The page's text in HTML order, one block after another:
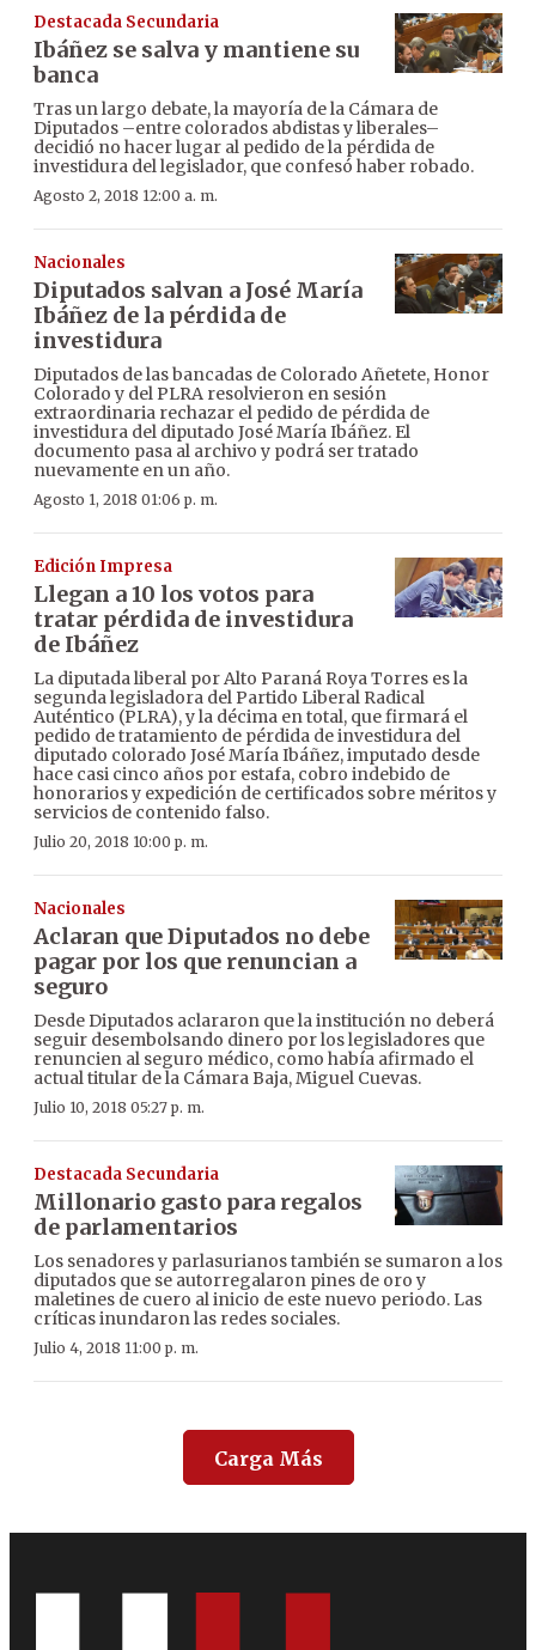
Destacada Secundaria
Ibáñez se salva y mantiene su
banca
Tras un largo debate, la mayoría de la Cámara de
Diputados –entre colorados abdistas y liberales–
decidió no hacer lugar al pedido de la pérdida de
investidura del legislador, que confesó haber robado.
Agosto 2, 2018 12:00 a. m.
Nacionales
Diputados salvan a José María
Ibáñez de la pérdida de
investidura
Diputados de las bancadas de Colorado Añetete, Honor
Colorado y del PLRA resolvieron en sesión
extraordinaria rechazar el pedido de pérdida de
investidura del diputado José María Ibáñez. El
documento pasa al archivo y podrá ser tratado
nuevamente en un año.
Agosto 1, 2018 01:06 p. m.
Edición Impresa
Llegan a 10 los votos para
tratar pérdida de investidura
de Ibáñez
La diputada liberal por Alto Paraná Roya Torres es la
segunda legisladora del Partido Liberal Radical
Auténtico (PLRA), y la décima en total, que firmará el
pedido de tratamiento de pérdida de investidura del
diputado colorado José María Ibáñez, imputado desde
hace casi cinco años por estafa, cobro indebido de
honorarios y expedición de certificados sobre méritos y
servicios de contenido falso.
Julio 20, 2018 10:00 p. m.
Nacionales
Aclaran que Diputados no debe
pagar por los que renuncian a
seguro
Desde Diputados aclararon que la institución no deberá
seguir desembolsando dinero por los legisladores que
renuncien al seguro médico, como había afirmado el
actual titular de la Cámara Baja, Miguel Cuevas.
Julio 10, 2018 05:27 p. m.
Destacada Secundaria
Millonario gasto para regalos
de parlamentarios
Los senadores y parlasurianos también se sumaron a los
diputados que se autorregalaron pines de oro y
maletines de cuero al inicio de este nuevo periodo. Las
críticas inundaron las redes sociales.
Julio 4, 2018 11:00 p. m.
Carga Más